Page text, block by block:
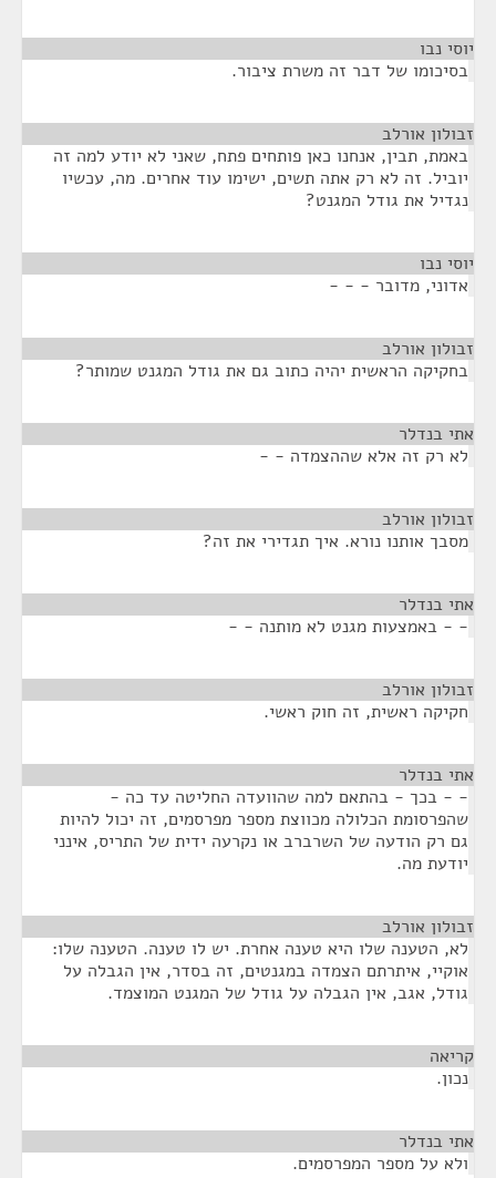
יוסי נבו
בסיכומו של דבר זה משרת ציבור.
זבולון אורלב
באמת, תבין, אנחנו כאן פותחים פתח, שאני לא יודע למה זה
יוביל. זה לא רק אתה תשים, ישימו עוד אחרים. מה, עכשיו
נגדיל את גודל המגנט?
יוסי נבו
אדוני, מדובר - - -
זבולון אורלב
בחקיקה הראשית יהיה כתוב גם את גודל המגנט שמותר?
אתי בנדלר
לא רק זה אלא שההצמדה - -
זבולון אורלב
מסבך אותנו נורא. איך תגדירי את זה?
אתי בנדלר
- - באמצעות מגנט לא מותנה - -
זבולון אורלב
חקיקה ראשית, זה חוק ראשי.
אתי בנדלר
- - בכך - בהתאם למה שהוועדה החליטה עד כה -
שהפרסומת הכלולה מכווצת מספר מפרסמים, זה יכול להיות
גם רק הודעה של השרברב או נקרעה ידית של התריס, אינני
יודעת מה.
זבולון אורלב
לא, הטענה שלו היא טענה אחרת. יש לו טענה. הטענה שלו:
אוקיי, איתרתם הצמדה במגנטים, זה בסדר, אין הגבלה על
גודל, אגב, אין הגבלה על גודל של המגנט המוצמד.
קריאה
נכון.
אתי בנדלר
ולא על מספר המפרסמים.